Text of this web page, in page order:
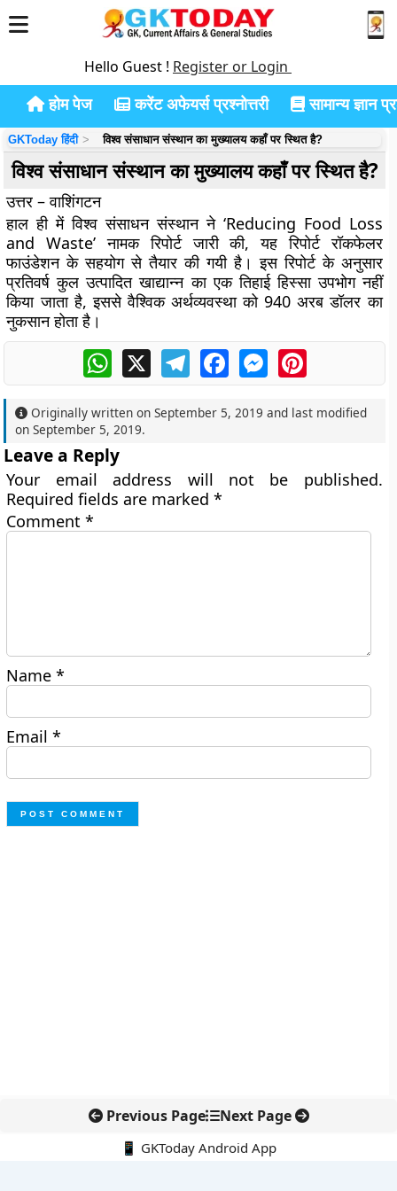
Hello Guest ! Register or Login
होम पेज करेंट अफेयर्स प्रश्नोत्तरी सामान्य ज्ञान
GKToday हिंदी विश्व संसाधान संस्थान का मुख्यालय कहाँ पर स्थित है?
विश्व संसाधान संस्थान का मुख्यालय कहाँ पर स्थित है?
उत्तर – वाशिंगटन
हाल ही में विश्व संसाधन संस्थान ने ‘Reducing Food Loss
and Waste’ नामक रिपोर्ट जारी की, यह रिपोर्ट रॉकफेलर
फाउंडेशन के सहयोग से तैयार की गयी है। इस रिपोर्ट के अनुसार
प्रतिवर्ष कुल उत्पादित खाद्यान्न का एक तिहाई हिस्सा उपभोग नहीं
किया जाता है, इससे वैश्विक अर्थव्यवस्था को 940 अरब डॉलर का
नुकसान होता है।
WhatsApp
X TelegramFacebookMessengerPinterest
Originally written onSeptember 5, 2019 and last modified
onSeptember 5, 2019.
Leave a Reply
Your email address will not be published.
Required fields are marked*
Comment*
Name*
Email*
Previous Page Next Page
📱 GKToday Android App